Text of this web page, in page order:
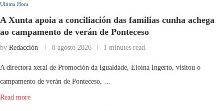
Ultima Hora
A Xunta apoia a conciliación das familias cunha achega
ao campamento de verán de Ponteceso
by Redacción 8 agosto 2026 1 minutes read
A directora xeral de Promoción da Igualdade, Eloína Ingerto, visitou o
campamento de verán de Ponteceso, …
Read more